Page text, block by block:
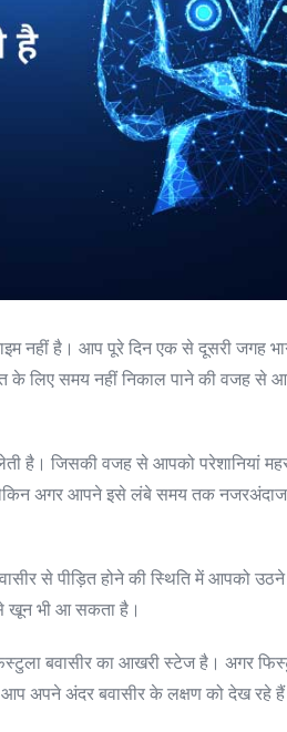
नहीं है। आप पूरे दिन एक से दूसरी जगह
लिए समय नहीं निकाल पाने की वजह से
है। जिसकी वजह से आपको परेशानियां
अगर आपने इसे लंबे समय तक
से पीड़ित होने की स्थिति में आपको
खून भी आ सकता है।
बवासीर का आखरी स्टेज है। अगर
अपने अंदर बवासीर के लक्षण को देख रहे हैं